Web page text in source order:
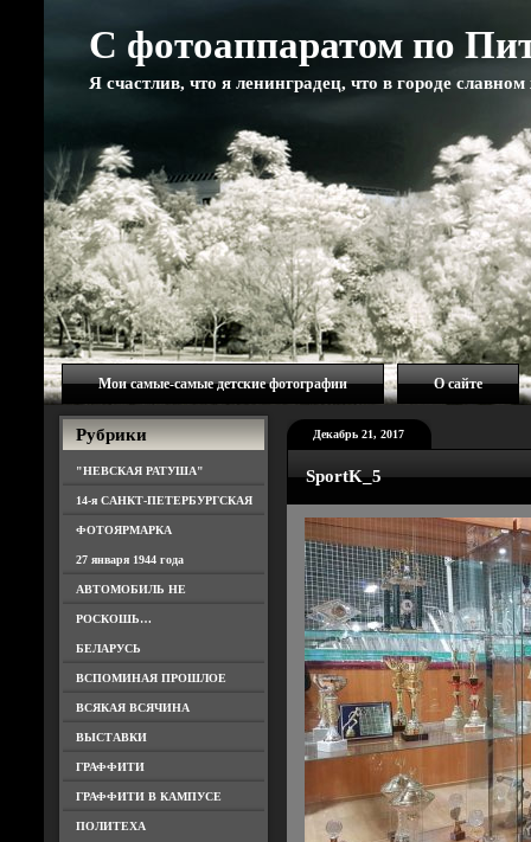
С фотоаппаратом по
Я счастлив, что я ленинградец, что в городе
Мои самые-самые детские фотографии О сайте
Рубрики
"НЕВСКАЯ РАТУША"
14-я САНКТ-ПЕТЕРБУРГСКАЯ
ФОТОЯРМАРКА
27 января 1944 года
АВТОМОБИЛЬ НЕ
РОСКОШЬ…
БЕЛАРУСЬ
ВСПОМИНАЯ ПРОШЛОЕ
ВСЯКАЯ ВСЯЧИНА
ВЫСТАВКИ
ГРАФФИТИ
ГРАФФИТИ В КАМПУСЕ
ПОЛИТЕХА
Декабрь 21, 2017
SportK_5